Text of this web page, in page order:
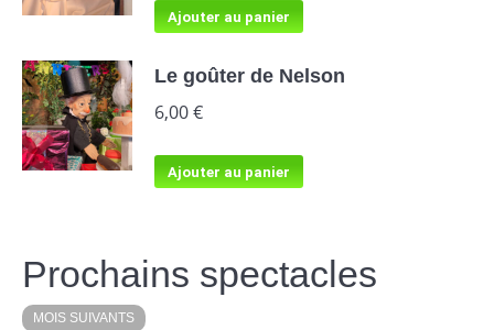
Ajouter au panier
Le goûter de Nelson
6,00€
Ajouter au panier
Prochains spectacles
MOIS SUIVANTS